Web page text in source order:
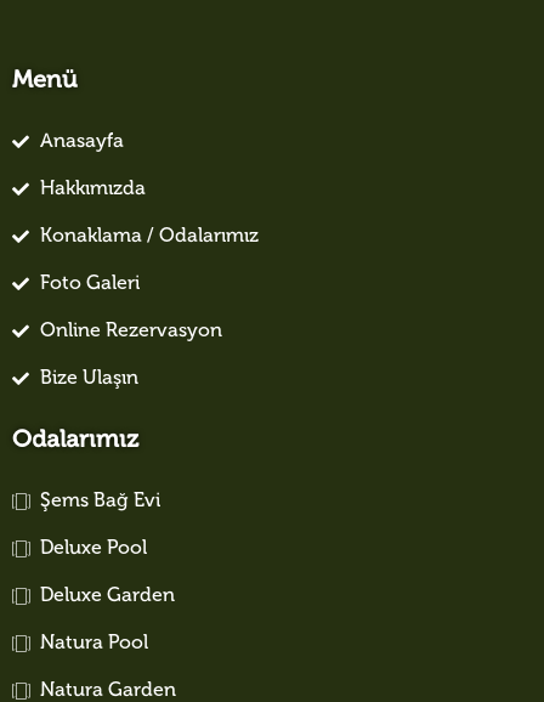
Menü
Anasayfa
Hakkımızda
Konaklama / Odalarımız
Foto Galeri
Online Rezervasyon
Bize Ulaşın
Odalarımız
Şems Bağ Evi
Deluxe Pool
Deluxe Garden
Natura Pool
Natura Garden